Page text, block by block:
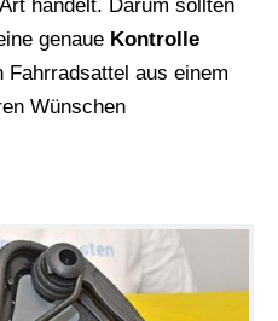
handelt. Darum sollten
genaue Kontrolle
Fahrradsattel aus einem
Wünschen